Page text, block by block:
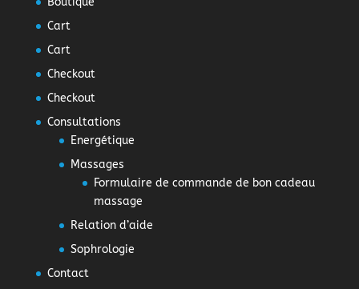
Cart
Cart
Checkout
Checkout
Consultations
Energétique
Massages
Formulaire de commande de bon cadeau
massage
Relation d’aide
Sophrologie
Contact